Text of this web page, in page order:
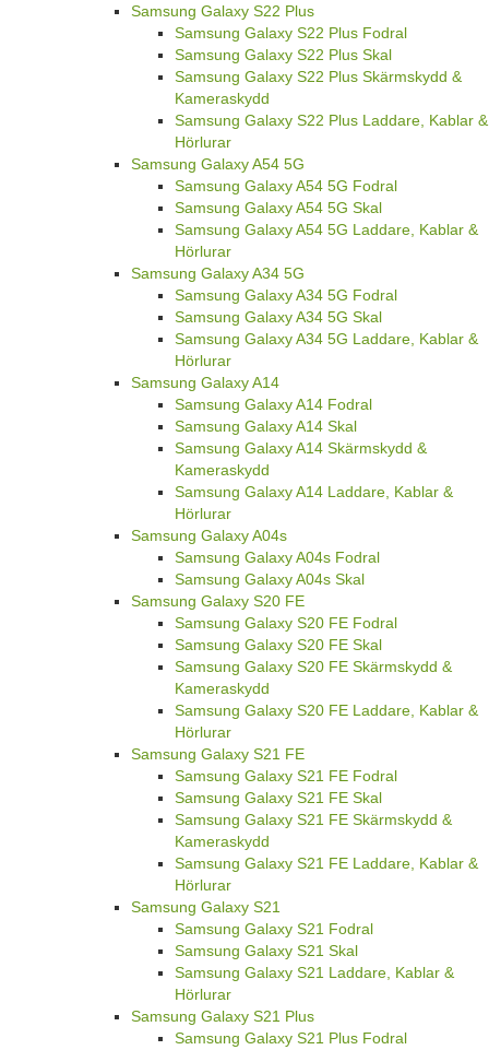
Samsung Galaxy S22 Plus
Samsung Galaxy S22 Plus Fodral
Samsung Galaxy S22 Plus Skal
Samsung Galaxy S22 Plus Skärmskydd &
Kameraskydd
Samsung Galaxy S22 Plus Laddare, Kablar &
Hörlurar
Samsung Galaxy A54 5G
Samsung Galaxy A54 5G Fodral
Samsung Galaxy A54 5G Skal
Samsung Galaxy A54 5G Laddare, Kablar &
Hörlurar
Samsung Galaxy A34 5G
Samsung Galaxy A34 5G Fodral
Samsung Galaxy A34 5G Skal
Samsung Galaxy A34 5G Laddare, Kablar &
Hörlurar
Samsung Galaxy A14
Samsung Galaxy A14 Fodral
Samsung Galaxy A14 Skal
Samsung Galaxy A14 Skärmskydd &
Kameraskydd
Samsung Galaxy A14 Laddare, Kablar &
Hörlurar
Samsung Galaxy A04s
Samsung Galaxy A04s Fodral
Samsung Galaxy A04s Skal
Samsung Galaxy S20 FE
Samsung Galaxy S20 FE Fodral
Samsung Galaxy S20 FE Skal
Samsung Galaxy S20 FE Skärmskydd &
Kameraskydd
Samsung Galaxy S20 FE Laddare, Kablar &
Hörlurar
Samsung Galaxy S21 FE
Samsung Galaxy S21 FE Fodral
Samsung Galaxy S21 FE Skal
Samsung Galaxy S21 FE Skärmskydd &
Kameraskydd
Samsung Galaxy S21 FE Laddare, Kablar &
Hörlurar
Samsung Galaxy S21
Samsung Galaxy S21 Fodral
Samsung Galaxy S21 Skal
Samsung Galaxy S21 Laddare, Kablar &
Hörlurar
Samsung Galaxy S21 Plus
Samsung Galaxy S21 Plus Fodral